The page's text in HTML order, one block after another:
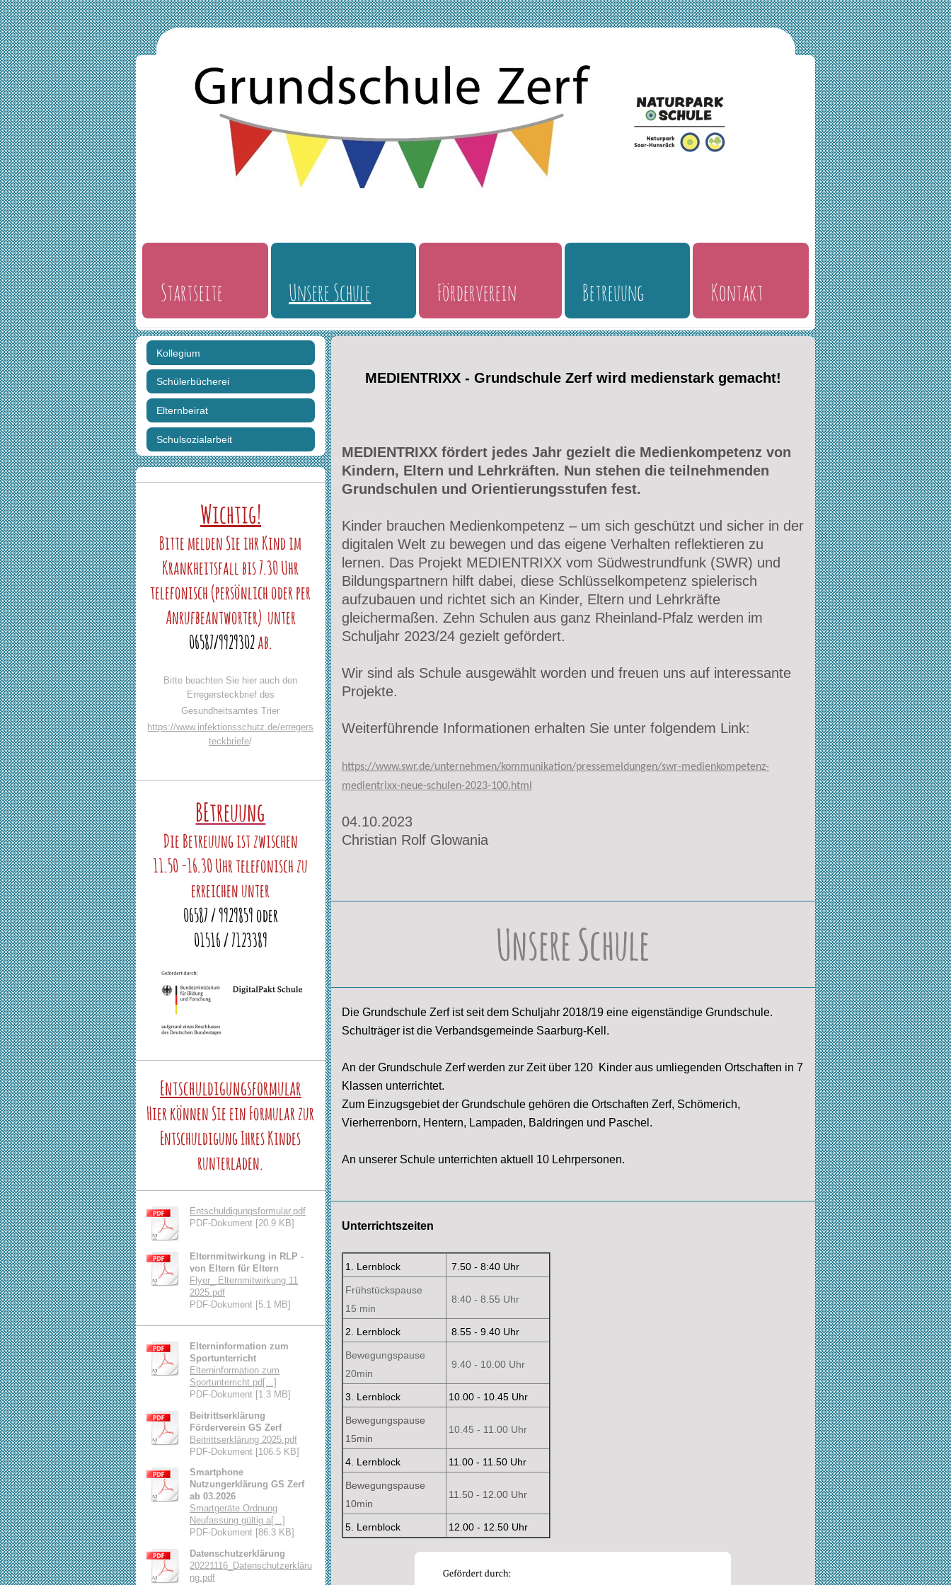
Startseite Unsere Schule Förderverein Betreuung Kontakt
MEDIENTRIXX - Grundschule Zerf wird medienstark gemacht!
MEDIENTRIXX fördert jedes Jahr gezielt die Medienkompetenz von
Kindern, Eltern und Lehrkräften. Nun stehen die teilnehmenden
Grundschulen und Orientierungsstufen fest.
Kinder brauchen Medienkompetenz – um sich geschützt und sicher in der
digitalen Welt zu bewegen und das eigene Verhalten reflektieren zu
lernen. Das Projekt MEDIENTRIXX vom Südwestrundfunk (SWR) und
Bildungspartnern hilft dabei, diese Schlüsselkompetenz spielerisch
aufzubauen und richtet sich an Kinder, Eltern und Lehrkräfte
gleichermaßen. Zehn Schulen aus ganz Rheinland-Pfalz werden im
Schuljahr 2023/24 gezielt gefördert.
Wir sind als Schule ausgewählt worden und freuen uns auf interessante
Projekte.
Weiterführende Informationen erhalten Sie unter folgendem Link:
https://www.swr.de/unternehmen/kommunikation/pressemeldungen/swr-medienkompetenz-
medientrixx-neue-schulen-2023-100.html
04.10.2023
Christian Rolf Glowania
Unsere Schule
Die Grundschule Zerf ist seit dem Schuljahr 2018/19 eine eigenständige Grundschule.
Schulträger ist die Verbandsgemeinde Saarburg-Kell.
An der Grundschule Zerf werden zur Zeit über 120 Kinder aus umliegenden Ortschaften in 7
Klassen unterrichtet.
Zum Einzugsgebiet der Grundschule gehören die Ortschaften Zerf, Schömerich,
Vierherrenborn, Hentern, Lampaden, Baldringen und Paschel.
An unserer Schule unterrichten aktuell 10 Lehrpersonen.
Unterrichtszeiten
1. Lernblock 7.50 - 8:40 Uhr
Frühstückspause
15 min
8:40 - 8.55 Uhr
2. Lernblock 8.55 - 9.40 Uhr
Bewegungspause
20min
9.40 - 10.00 Uhr
3. Lernblock 10.00 - 10.45 Uhr
Bewegungspause
15min
10.45 - 11.00 Uhr
4. Lernblock 11.00 - 11.50 Uhr
Bewegungspause
10min
11.50 - 12.00 Uhr
5. Lernblock 12.00 - 12.50 Uhr
Kollegium
Schülerbücherei
Elternbeirat
Schulsozialarbeit
Wichtig!
Bitte melden Sie ihr Kind im
Krankheitsfall bis 7.30 Uhr
telefonisch (persönlich oder per
Anrufbeantworter) unter
06587/9929302ab.
Bitte beachten Sie hier auch den
Erregersteckbrief des
Gesundheitsamtes Trier
https://www.infektionsschutz.de/erregers
teckbriefe/
BEtreuung
Die Betreuung ist zwischen
11.50 -16.30 Uhr telefonisch zu
erreichen unter
06587 / 9929859 oder
01516 / 7123389
Entschuldigungsformular
Hier können Sie ein Formular zur
Entschuldigung Ihres Kindes
runterladen.
Entschuldigungsformular.pdf
PDF-Dokument [20.9 KB]
Elternmitwirkung in RLP -
von Eltern für Eltern
Flyer_ Elternmitwirkung 11
2025.pdf
PDF-Dokument [5.1 MB]
Elterninformation zum
Sportunterricht
Elterninformation zum
Sportunterricht.pd[...]
PDF-Dokument [1.3 MB]
Beitrittserklärung
Förderverein GS Zerf
Beitrittserklärung 2025.pdf
PDF-Dokument [106.5 KB]
Smartphone
Nutzungerklärung GS Zerf
ab 03.2026
Smartgeräte Ordnung
Neufassung gültig a[...]
PDF-Dokument [86.3 KB]
Datenschutzerklärung
20221116_Datenschutzerkläru
ng.pdf